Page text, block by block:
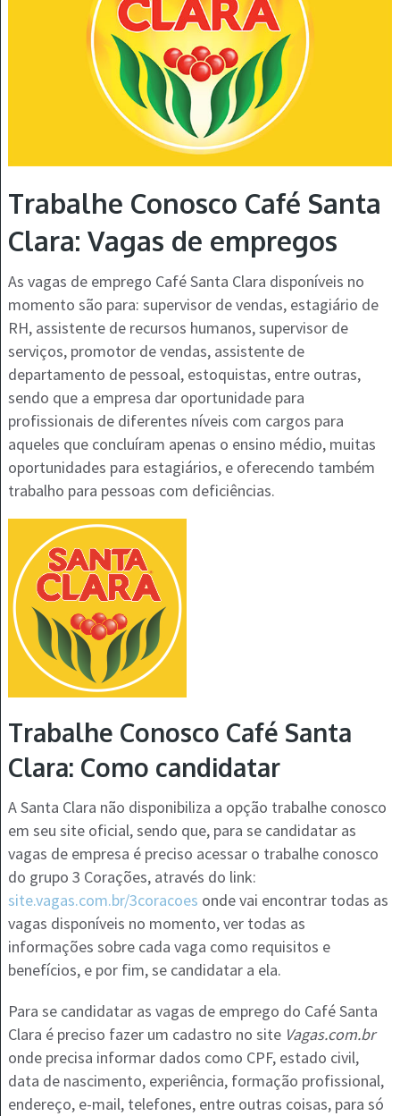
Trabalhe Conosco Café Santa
Clara: Vagas de empregos
As vagas de emprego Café Santa Clara disponíveis no
momento são para: supervisor de vendas, estagiário de
RH, assistente de recursos humanos, supervisor de
serviços, promotor de vendas, assistente de
departamento de pessoal, estoquistas, entre outras,
sendo que a empresa dar oportunidade para
profissionais de diferentes níveis com cargos para
aqueles que concluíram apenas o ensino médio, muitas
oportunidades para estagiários, e oferecendo também
trabalho para pessoas com deficiências.
Trabalhe Conosco Café Santa
Clara: Como candidatar
A Santa Clara não disponibiliza a opção trabalhe conosco
em seu site oficial, sendo que, para se candidatar as
vagas de empresa é preciso acessar o trabalhe conosco
do grupo 3 Corações, através do link:
site.vagas.com.br/3coracoes onde vai encontrar todas as
vagas disponíveis no momento, ver todas as
informações sobre cada vaga como requisitos e
benefícios, e por fim, se candidatar a ela.
Para se candidatar as vagas de emprego do Café Santa
Clara é preciso fazer um cadastro no site Vagas.com.br
onde precisa informar dados como CPF, estado civil,
data de nascimento, experiência, formação profissional,
endereço, e-mail, telefones, entre outras coisas, para só